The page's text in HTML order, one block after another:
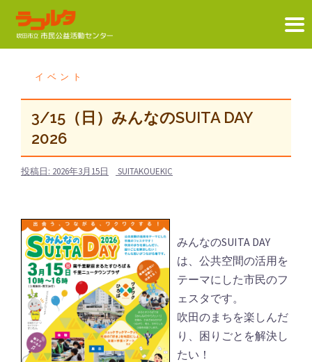
イベント
3/15（日）みんなのSUITA DAY
2026
投稿日: 2026年3月15日 SUITAKOUEKIC
みんなのSUITA DAY
は、公共空間の活用を
テーマにした市民のフ
ェスタです。
吹田のまちを楽しんだ
り、困りごとを解決し
たい！